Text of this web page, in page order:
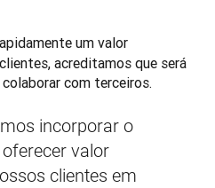
um valor
acreditamos que será
com terceiros.
incorporar o
valor
clientes em